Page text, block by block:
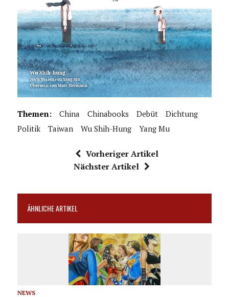
Themen: China Chinabooks Debüt
Dichtung
Politik
Taiwan Wu Shih-Hung Yang Mu
Vorheriger Artikel
Nächster Artikel
ÄHNLICHE ARTIKEL
NEWS